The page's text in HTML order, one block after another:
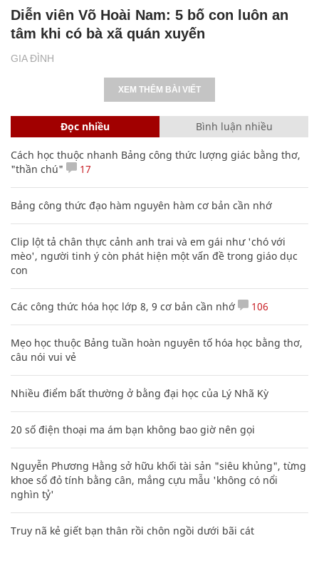
GIA ĐÌNH
Diễn viên Võ Hoài Nam: 5 bố con luôn an
tâm khi có bà xã quán xuyến
XEM THÊM BÀI VIẾT
Đọc nhiều Bình luận nhiều
Cách học thuộc nhanh Bảng công thức lượng giác bằng thơ,
"thần chú"
17
Bảng công thức đạo hàm nguyên hàm cơ bản cần nhớ
Clip lột tả chân thực cảnh anh trai và em gái như 'chó với
mèo', người tinh ý còn phát hiện một vấn đề trong giáo dục
con
Các công thức hóa học lớp 8, 9 cơ bản cần nhớ 106
Mẹo học thuộc Bảng tuần hoàn nguyên tố hóa học bằng thơ,
câu nói vui vẻ
Nhiều điểm bất thường ở bằng đại học của Lý Nhã Kỳ
20 số điện thoại ma ám bạn không bao giờ nên gọi
Nguyễn Phương Hằng sở hữu khối tài sản "siêu khủng", từng
khoe sổ đỏ tính bằng cân, mắng cựu mẫu 'không có nổi
nghìn tỷ'
Truy nã kẻ giết bạn thân rồi chôn ngồi dưới bãi cát